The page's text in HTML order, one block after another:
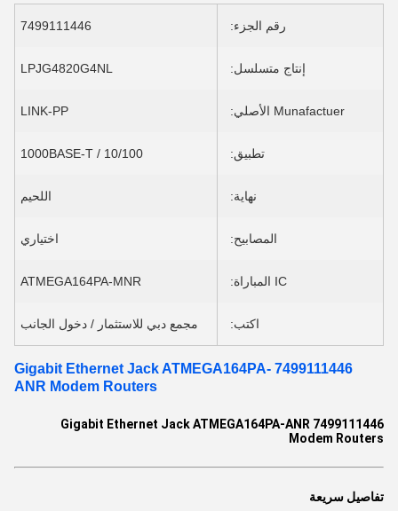
رقم الجزء: 7499111446
إنتاج متسلسل: LPJG4820G4NL
Munafactuer الأصلي: LINK-PP
تطبيق: 10/100 / 1000BASE-T
نهاية: اللحيم
المصابيح: اختياري
IC المباراة: ATMEGA164PA-MNR
اكتب: مجمع دبي للاستثمار / دخول الجانب
7499111446 Gigabit Ethernet Jack ATMEGA164PA-
ANR Modem Routers
7499111446 Gigabit Ethernet Jack ATMEGA164PA-ANR
Modem Routers
تفاصيل سريعة